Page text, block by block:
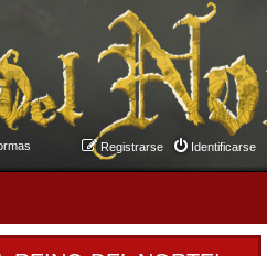
Identificarse
Registrarse